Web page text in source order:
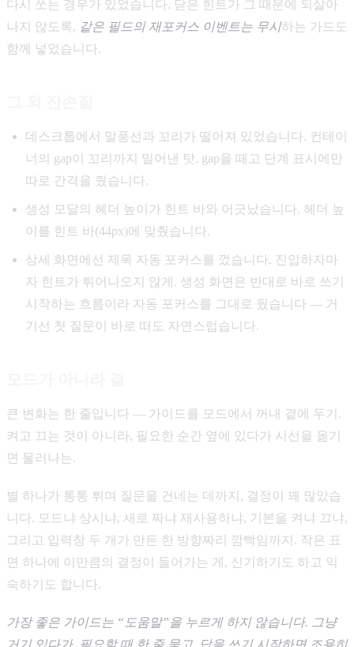
다시 쏘는 경우가 있었습니다. 닫은 힌트가 그 때문에 되살아
나지 않도록, 같은 필드의 재포커스 이벤트는 무시하는 가드도
함께 넣었습니다.
데스크톱에서 말풍선과 꼬리가 떨어져 있었습니다. 컨테이
너의 gap이 꼬리까지 밀어낸 탓. gap을 떼고 단계 표시에만
따로 간격을 줬습니다.
생성 모달의 헤더 높이가 힌트 바와 어긋났습니다. 헤더 높
이를 힌트 바(44px)에 맞췄습니다.
상세 화면에선 제목 자동 포커스를 껐습니다. 진입하자마
자 힌트가 튀어나오지 않게. 생성 화면은 반대로 바로 쓰기
시작하는 흐름이라 자동 포커스를 그대로 뒀습니다 — 거
기선 첫 질문이 바로 떠도 자연스럽습니다.
큰 변화는 한 줄입니다 — 가이드를 모드에서 꺼내 곁에 두기.
켜고 끄는 것이 아니라, 필요한 순간 옆에 있다가 시선을 옮기
면 물러나는.
별 하나가 통통 튀며 질문을 건네는 데까지, 결정이 꽤 많았습
니다. 모드냐 상시냐, 새로 짜냐 재사용하냐, 기본을 켜냐 끄냐,
그리고 입력창 두 개가 만든 한 방향짜리 깜빡임까지. 작은 표
면 하나에 이만큼의 결정이 들어가는 게, 신기하기도 하고 익
숙하기도 합니다.
가장 좋은 가이드는 “도움말”을 누르게 하지 않습니다. 그냥